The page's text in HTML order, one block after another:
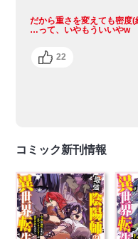
だから重さを変えても密度
…って、いやもういいやw
22
コミック新刊情報